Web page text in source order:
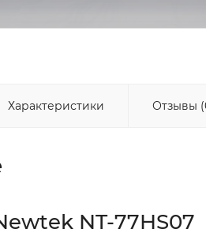
Характеристики Отзывы
NT-77HS07